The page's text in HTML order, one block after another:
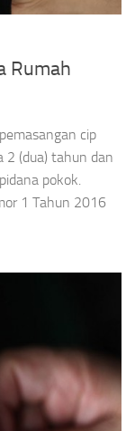
Rumah
cip
2 (dua) tahun dan
pokok.
1 Tahun 2016